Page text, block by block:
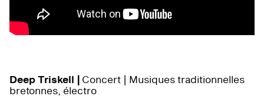
Deep Triskell |Concert | Musiques traditionnelles
bretonnes, électro